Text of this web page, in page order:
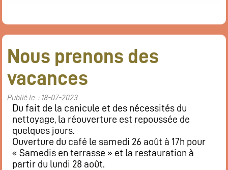
Nous prenons des
vacances
Publié le : 18-07-2023
Du fait de la canicule et des nécessités du
nettoyage, la réouverture est repoussée de
quelques jours.
Ouverture du café le samedi 26 août à 17h pour
« Samedis en terrasse » et la restauration à
partir du lundi 28 août.